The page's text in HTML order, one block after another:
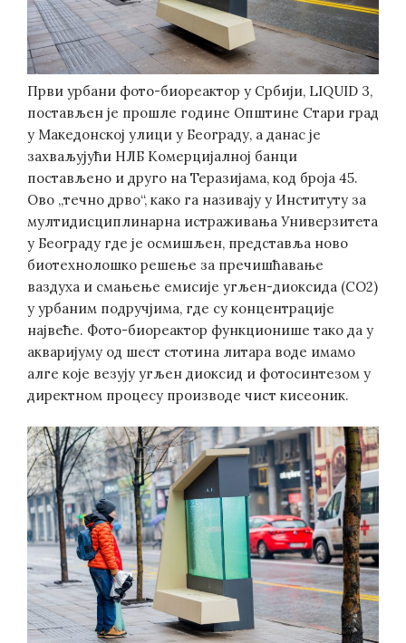
Први урбани фото-биореактор у Србији, LIQUID 3,
постављен је прошле године Општине Стари град
у Македонској улици у Београду, а данас је
захваљујући НЛБ Комерцијалној банци
постављено и друго на Теразијама, код броја 45.
Ово „течно дрво“, како га називају у Институту за
мултидисциплинарна истраживања Универзитета
у Београду где је осмишљен, представља ново
биотехнолошко решење за пречишћавање
ваздуха и смањење емисије угљен-диоксида (CО2)
у урбаним подручјима, где су концентрације
највеће. Фото-биореактор функционише тако да у
акваријуму од шест стотина литара воде имамо
алге које везују угљен диоксид и фотосинтезом у
директном процесу производе чист кисеоник.